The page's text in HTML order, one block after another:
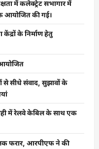
में कलेक्ट्रेट सभागार में
आयोजित की गई।
के निर्माण हेतु
आयोजित
से सीधे संवाद, सुझावों के
में रेलवे केबिल के साथ एक
फरार, आरपीएफ ने की